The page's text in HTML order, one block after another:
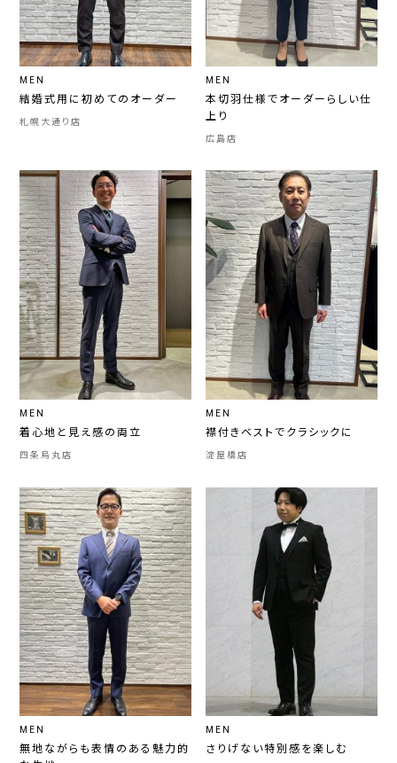
MEN
結婚式用に初めてのオーダー
札幌大通り店
MEN
本切羽仕様でオーダーらしい仕
上り
広島店
MEN
着心地と見え感の両立
四条烏丸店
MEN
襟付きベストでクラシックに
淀屋橋店
MEN
無地ながらも表情のある魅力的
MEN
さりげない特別感を楽しむ